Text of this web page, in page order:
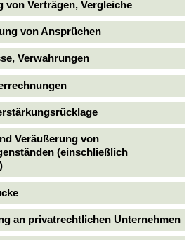
von Verträgen, Vergleiche
von Ansprüchen
Verwahrungen
Veräußerung von
(einschließlich
an privatrechtlichen Unternehmen